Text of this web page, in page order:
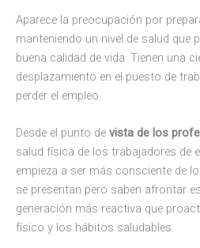
Aparece la preocupación por
manteniendo un nivel de salud que
buena calidad de vida. Tienen una
desplazamiento en el puesto de
perder el empleo.
Desde el punto de vista de los
salud física de los trabajadores de
empieza a ser más consciente de
se presentan pero saben afrontar
generación más reactiva que
físico y los hábitos saludables.